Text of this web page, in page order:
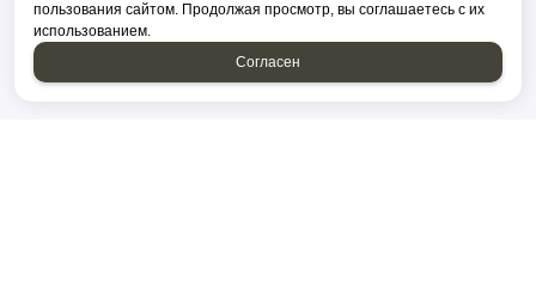
пользования сайтом. Продолжая просмотр, вы соглашаетесь с их
использованием.
Согласен